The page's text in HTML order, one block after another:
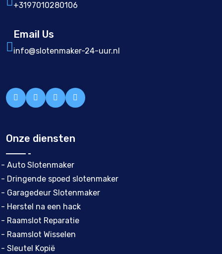
+3197010280106
Email Us
info@slotenmaker-24-uur.nl
Onze diensten
- Auto Slotenmaker
- Dringende spoed slotenmaker
- Garagedeur Slotenmaker
- Herstel na een hack
- Raamslot Reparatie
- Raamslot Wisselen
- Sleutel Kopië